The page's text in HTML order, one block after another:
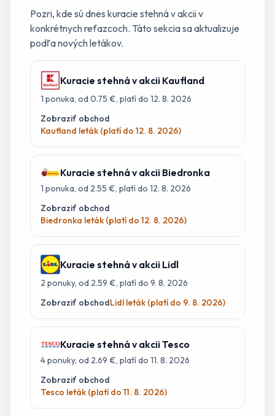
Pozri, kde sú dnes kuracie stehnáv akcii v
konkrétnych reťazcoch. Táto sekcia sa aktualizuje
podľa nových letákov.
Kuracie stehnáv akcii Kaufland
1 ponuka, od 0.75 €, platí do 12. 8. 2026
Zobraziť obchod
Kaufland leták (platí do 12. 8. 2026)
Kuracie stehnáv akcii Biedronka
1 ponuka, od 2.55 €, platí do 12. 8. 2026
Zobraziť obchod
Biedronka leták (platí do 12. 8. 2026)
Kuracie stehnáv akcii Lidl
2 ponuky, od 2.59 €, platí do 9. 8. 2026
Zobraziť obchodLidl leták (platí do 9. 8. 2026)
Kuracie stehnáv akciiTesco
4ponuky, od 2.69 €, platí do 11. 8. 2026
Zobraziť obchod
Tesco leták (platí do 11. 8. 2026)